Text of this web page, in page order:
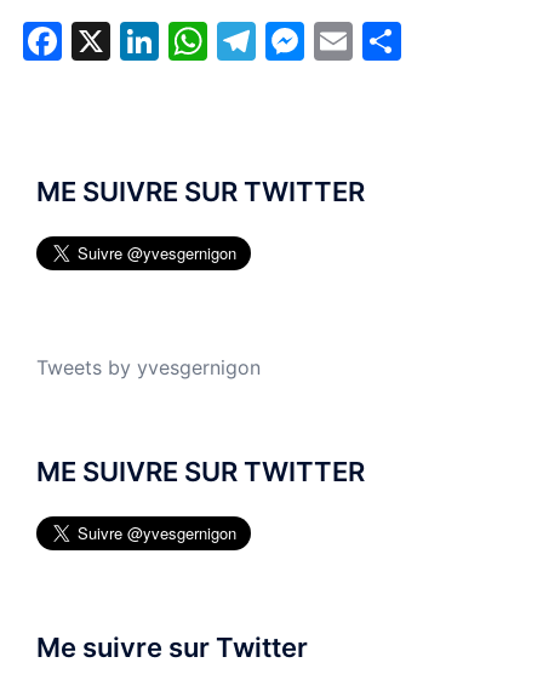
Facebook
X LinkedIn
WhatsApp
Telegram
Messenger
Email
ME SUIVRE SUR TWITTER
Tweets by yvesgernigon
ME SUIVRE SUR TWITTER
Me suivre sur Twitter